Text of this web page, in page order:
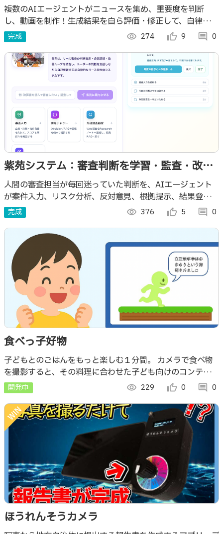
複数のAIエージェントがニュースを集め、重要度を判断
し、動画を制作！生成結果を自ら評価・修正して、自律的に
Youtubeを運営します
完成 visibility 274 thumb_up_alt 9 comment 0
紫苑システム：審査判断を学習・監査・改善
し続ける 〜リース知性体「紫苑 / SHION」〜
人間の審査担当が毎回迷っていた判断を、AIエージェント
が案件入力、リスク分析、反対意見、根拠提示、結果登録、
改善ログ化まで回し、次の審査に反映する
完成 visibility 376 thumb_up_alt 5 comment 0
食べっ子好物
子どもとのごはんをもっと楽しむ１分間。 カメラで食べ物
を撮影すると、その料理に合わせた子ども向けのコンテンツ
が流れる。 アニメーション再生されたり、食べ物にまつわ
る豆知識が読み上げられたり。
開発中 visibility 229 thumb_up_alt 0 comment 0
ほうれんそうカメラ